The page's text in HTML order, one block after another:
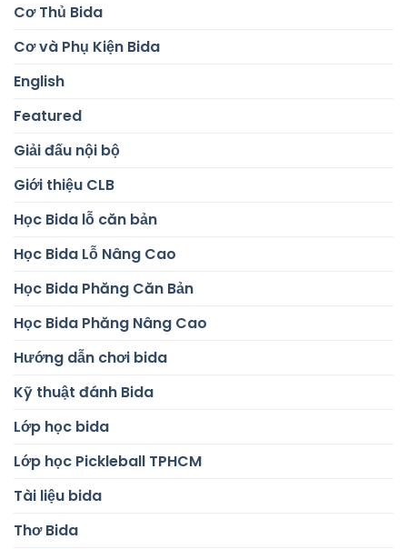
Cơ Thủ Bida
Cơ và Phụ Kiện Bida
English
Featured
Giải đấu nội bộ
Giới thiệu CLB
Học Bida lỗ căn bản
Học Bida Lỗ Nâng Cao
Học Bida Phăng Căn Bản
Học Bida Phăng Nâng Cao
Hướng dẫn chơi bida
Kỹ thuật đánh Bida
Lớp học bida
Lớp học Pickleball TPHCM
Tài liệu bida
Thơ Bida